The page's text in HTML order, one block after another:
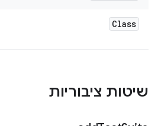
Class
שיטות ציבוריות